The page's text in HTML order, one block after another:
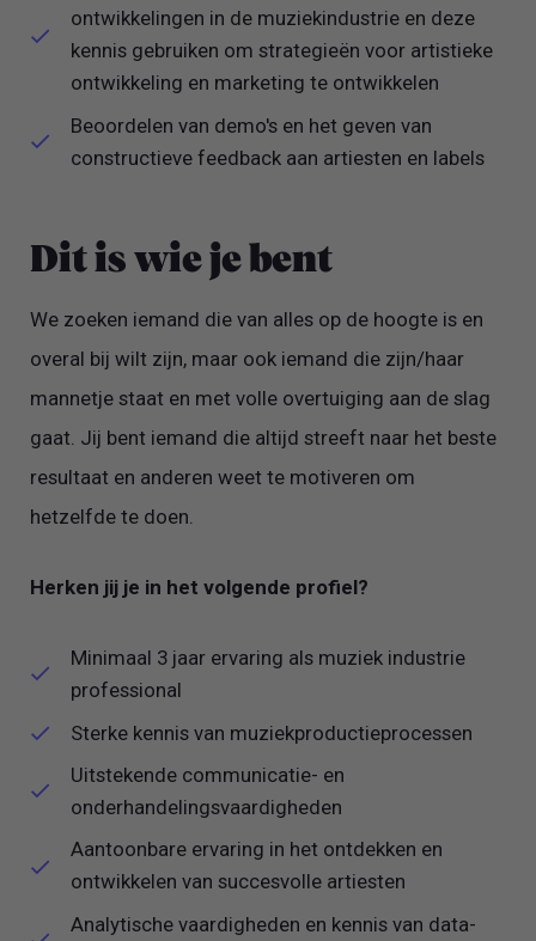
ontwikkelingen in de muziekindustrie en deze
kennis gebruiken om strategieën voor artistieke
ontwikkeling en marketing te ontwikkelen
Beoordelen van demo's en het geven van
constructieve feedback aan artiesten en labels
Dit is wie je bent
We zoeken iemand die van alles op de hoogte is en
overal bij wilt zijn, maar ook iemand die zijn/haar
mannetje staat en met volle overtuiging aan de slag
gaat. Jij bent iemand die altijd streeft naar het beste
resultaat en anderen weet te motiveren om
hetzelfde te doen.
Herken jij je in het volgende profiel?
Minimaal 3 jaar ervaring als muziek industrie
professional
Sterke kennis van muziekproductieprocessen
Uitstekende communicatie- en
onderhandelingsvaardigheden
Aantoonbare ervaring in het ontdekken en
ontwikkelen van succesvolle artiesten
Analytische vaardigheden en kennis van data-